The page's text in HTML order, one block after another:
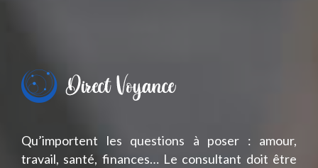
Qu’importent les questions à poser : amour,
travail, santé, finances… Le consultant doit être